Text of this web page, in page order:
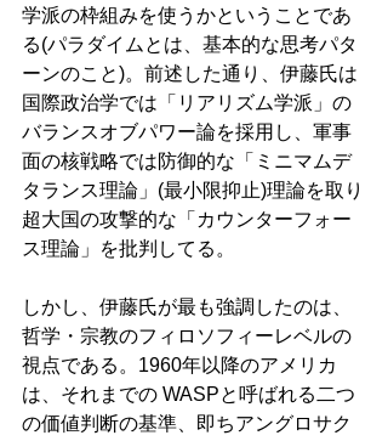
学派の枠組みを使うかということであ
る(パラダイムとは、基本的な思考パタ
ーンのこと)。前述した通り、伊藤氏は
国際政治学では「リアリズム学派」の
バランスオブパワー論を採用し、軍事
面の核戦略では防御的な「ミニマムデ
タランス理論」(最小限抑止)理論を取り
超大国の攻撃的な「カウンターフォー
ス理論」を批判してる。
しかし、伊藤氏が最も強調したのは、
哲学・宗教のフィロソフィーレベルの
視点である。1960年以降のアメリカ
は、それまでの WASPと呼ばれる二つ
の価値判断の基準、即ちアングロサク